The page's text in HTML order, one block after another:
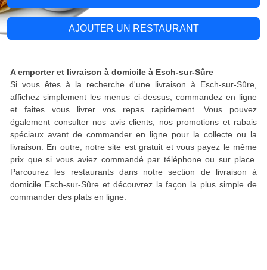
AJOUTER UN RESTAURANT
A emporter et livraison à domicile à Esch-sur-Sûre
Si vous êtes à la recherche d'une livraison à Esch-sur-Sûre,
affichez simplement les menus ci-dessus, commandez en ligne
et faites vous livrer vos repas rapidement. Vous pouvez
également consulter nos avis clients, nos promotions et rabais
spéciaux avant de commander en ligne pour la collecte ou la
livraison. En outre, notre site est gratuit et vous payez le même
prix que si vous aviez commandé par téléphone ou sur place.
Parcourez les restaurants dans notre section de livraison à
domicile Esch-sur-Sûre et découvrez la façon la plus simple de
commander des plats en ligne.